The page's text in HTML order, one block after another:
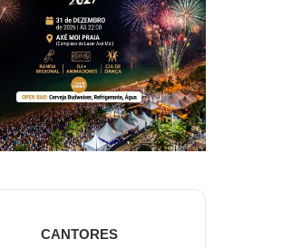
CANTORES